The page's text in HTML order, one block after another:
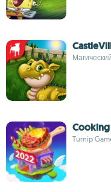
Cooking
Turnip